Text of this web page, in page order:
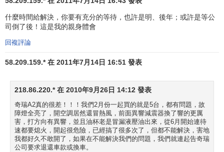
什麼時間給解決，你要有充分的等待，也許是明、後年；或許是等公
司倒了後！這是我的親身體會
回複評論
58.209.159.* 在 2011年7月14日 16:51 發表
218.86.220.* 在 2010年9月26日 14:12 發表
奇瑞A2真的很差！！！我們2月份一起買的就是5台，都有問題，故
障燈全亮了，開空調居然還冒熱風，前面異響減震器換了響的更厲
害，打方向有異響，並且油杯老是冒漏液壓油出來，從6月開始連待
速都要熄火，開起很危險，已經搞了很多次了，但都不能解決，害地
我都好久不敢開了，如果在不能解決我們的問題，我們就連起告奇瑞
公司要求退還車款或換車。